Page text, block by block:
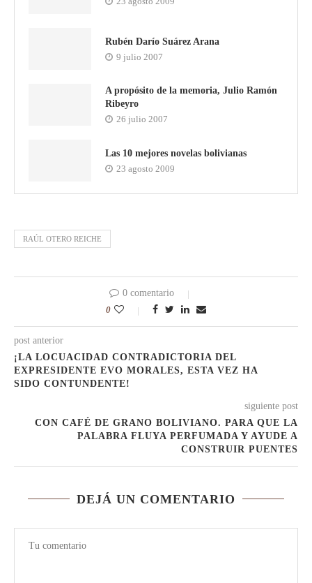
Rubén Darío Suárez Arana
9 julio 2007
A propósito de la memoria, Julio Ramón
Ribeyro
26 julio 2007
Las 10 mejores novelas bolivianas
23 agosto 2009
RAÚL OTERO REICHE
0 comentario
0
post anterior
¡LA LOCUACIDAD CONTRADICTORIA DEL
EXPRESIDENTE EVO MORALES, ESTA VEZ HA
SIDO CONTUNDENTE!
siguiente post
CON CAFÉ DE GRANO BOLIVIANO. PARA QUE LA
PALABRA FLUYA PERFUMADA Y AYUDE A
CONSTRUIR PUENTES
DEJÁ UN COMENTARIO